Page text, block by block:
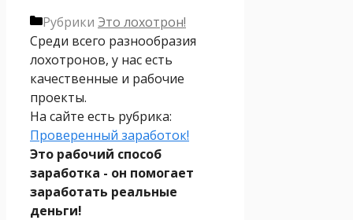
Рубрики Это лохотрон!
Среди всего разнообразия
лохотронов, у нас есть
качественные и рабочие
проекты.
На сайте есть рубрика:
Проверенный заработок!
Это рабочий способ
заработка - он помогает
заработать реальные
деньги!